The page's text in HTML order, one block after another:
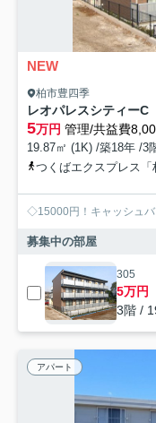
NEW
柏市豊四季
レオパレスシティーC
5万円 管理/共益費
19.87㎡ (1K) /築18年 /3
つくばエクスプレス「柏の葉キ
◇15000円！キャッシュ
募集中の部屋
305
5万円
3階 /
アパート